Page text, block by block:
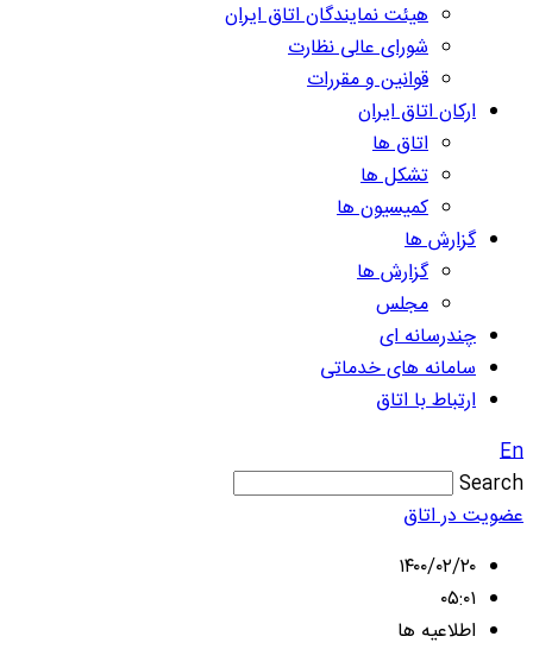
هیئت نمایندگان اتاق ایران
شورای عالی نظارت
قوانین و مقررات
ارکان اتاق ایران
اتاق ها
تشکل ها
کمیسیون ها
گزارش ها
گزارش ها
مجلس
چندرسانه ای
سامانه های خدماتی
ارتباط با اتاق
En
Search
عضویت در اتاق
۱۴۰۰/۰۲/۲۰
۰۵:۰۱
اطلاعیه ها